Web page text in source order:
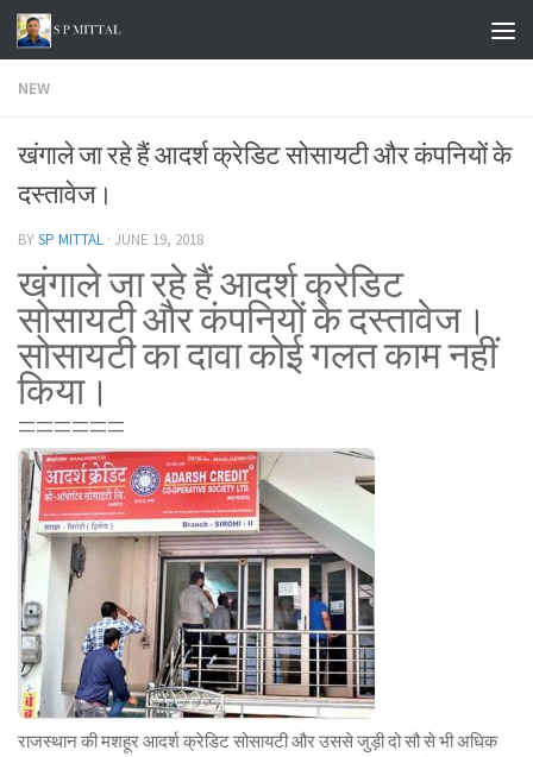
Skip to content
NEW
खंगाले जा रहे हैं आदर्श क्रेडिट सोसायटी और कंपनियों के
दस्तावेज।
BYSP MITTAL · JUNE 19, 2018
खंगाले जा रहे हैं आदर्श क्रेडिट
सोसायटी और कंपनियों के दस्तावेज।
सोसायटी का दावा कोई गलत काम नहीं
किया।
======
राजस्थान की मशहूर आदर्श क्रेडिट सोसायटी और उससे जुड़ी दो सौ से भी अधिक